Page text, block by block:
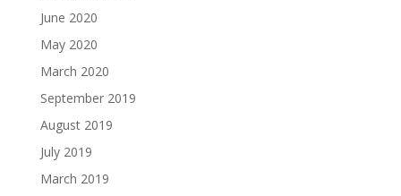
June 2020
May 2020
March 2020
September 2019
August 2019
July 2019
March 2019